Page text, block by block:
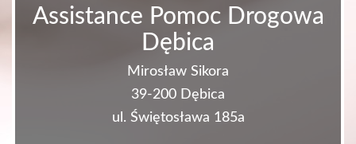
Assistance Pomoc Drogowa
Dębica
Mirosław Sikora
39-200 Dębica
ul. Świętosława 185a